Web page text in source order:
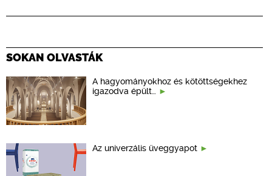
SOKAN OLVASTÁK
A hagyományokhoz és kötöttségekhez
igazodva épült…
Az univerzális üveggyapot